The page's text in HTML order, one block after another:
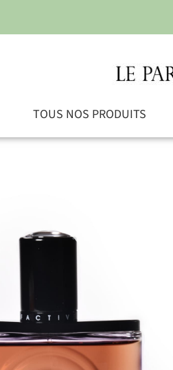
TOUS NOS PRODUITS